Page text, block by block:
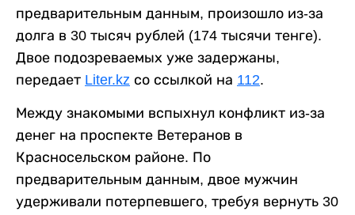
предварительным данным, произошло из-за
долга в 30 тысяч рублей (174 тысячи тенге).
Двое подозреваемых уже задержаны,
передает Liter.kz со ссылкой на 112.
Между знакомыми вспыхнул конфликт из-за
денег на проспекте Ветеранов в
Красносельском районе. По
предварительным данным, двое мужчин
удерживали потерпевшего, требуя вернуть 30